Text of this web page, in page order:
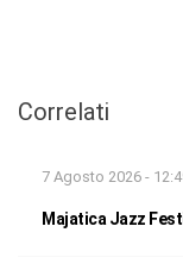
Correlati
7 Agosto 2026 -
Majatica Jazz